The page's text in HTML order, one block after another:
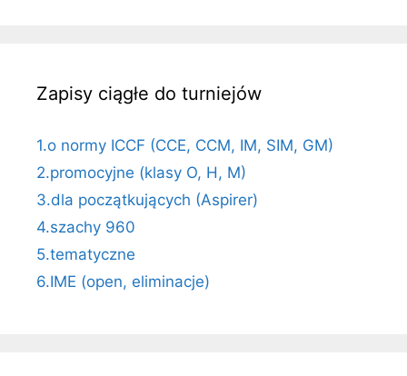
Zapisy ciągłe do turniejów
1.o normy ICCF (CCE, CCM, IM, SIM, GM)
2.promocyjne (klasy O, H, M)
3.dla początkujących (Aspirer)
4.szachy 960
5.tematyczne
6.IME (open, eliminacje)